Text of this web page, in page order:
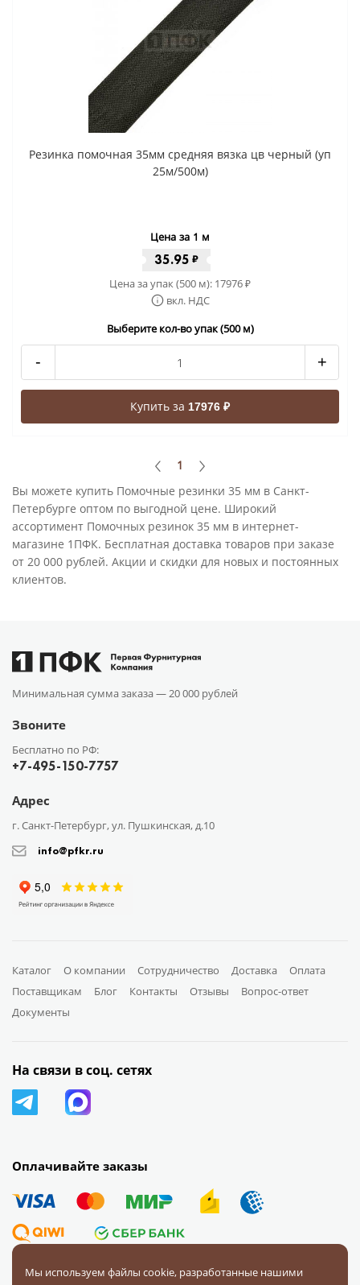
Резинка помочная 35мм средняя вязка цв черный (уп
25м/500м)
Цена за 1 м
35.95 ₽
Цена за упак (500 м): 17976₽
вкл. НДС
Выберите кол-во упак (500 м)
- +
Купить за 17976 ₽
1
Вы можете купить Помочные резинки 35 мм в Санкт-
Петербурге оптом по выгодной цене. Широкий
ассортимент Помочных резинок 35 мм в интернет-
магазине 1ПФК. Бесплатная доставка товаров при заказе
от 20 000 рублей. Акции и скидки для новых и постоянных
клиентов.
Минимальная сумма заказа —20 000 рублей
Звоните
Бесплатно по РФ:
+7-495-150-7757
Адрес
г. Санкт-Петербург, ул. Пушкинская, д.10
info@pfkr.ru
Каталог О компании Сотрудничество Доставка
Оплата
Поставщикам
Блог Контакты Отзывы
Вопрос-ответ
Документы
Оплачивайте заказы
На связи в соц. сетях
Мы используем файлы cookie, разработанные нашими